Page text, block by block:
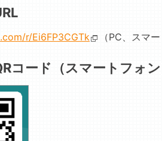
r/Ei6FP3CGTk （PC、スマ
コード（スマートフォン